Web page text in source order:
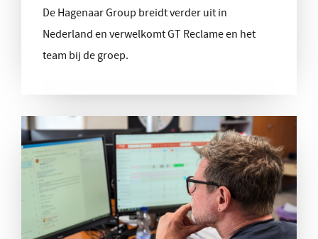
De Hagenaar Group breidt verder uit in
Nederland en verwelkomt GT Reclame en het
team bij de groep.